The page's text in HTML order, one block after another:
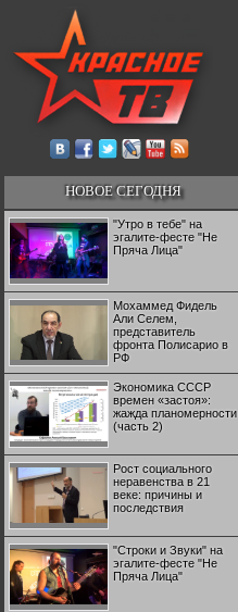
НОВОЕ СЕГОДНЯ
"Утро в тебе" на
эгалите-фесте "Не
Пряча Лица"
Мохаммед Фидель
Али Селем,
представитель
фронта Полисарио в
РФ
Экономика СССР
времен «застоя»:
жажда планомерности
(часть 2)
Рост социального
неравенства в 21
веке: причины и
последствия
"Строки и Звуки" на
эгалите-фесте "Не
Пряча Лица"